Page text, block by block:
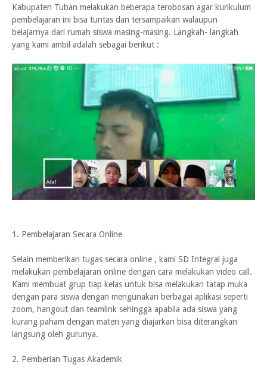
Kabupaten Tuban melakukan beberapa terobosan agar kurikulum
pembelajaran ini bisa tuntas dan tersampaikan walaupun
belajarnya dari rumah siswa masing-masing. Langkah- langkah
yang kami ambil adalah sebagai berikut :
1. Pembelajaran Secara Online
Selain memberikan tugas secara online , kami SD Integral juga
melakukan pembelajaran online dengan cara melakukan video call.
Kami membuat grup tiap kelas untuk bisa melakukan tatap muka
dengan para siswa dengan mengunakan berbagai aplikasi seperti
zoom, hangout dan teamlink sehingga apabila ada siswa yang
kurang paham dengan materi yang diajarkan bisa diterangkan
langsung oleh gurunya.
2. Pemberian Tugas Akademik